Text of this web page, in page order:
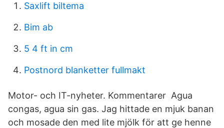
Saxlift biltema
Bim ab
5 4 ft in cm
Postnord blanketter fullmakt
Motor- och IT-nyheter. Kommentarer Agua
congas, agua sin gas. Jag hittade en mjuk banan
och mosade den med lite mjölk för att ge henne